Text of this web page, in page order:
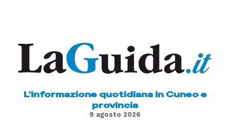
L'informazione quotidiana in Cuneo e
provincia
9 agosto 2026